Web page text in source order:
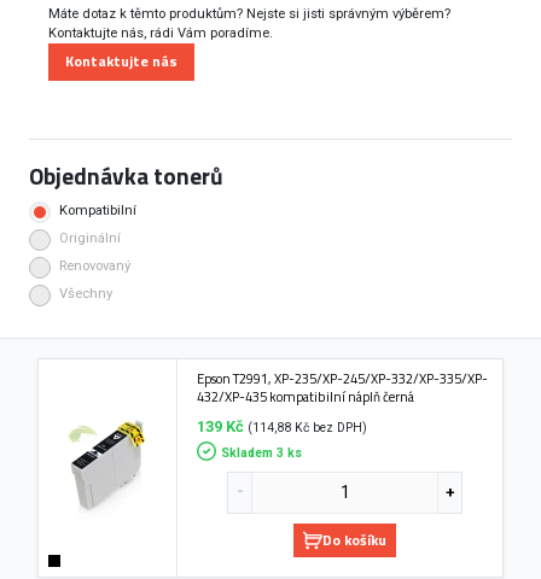
Máte dotaz k těmto produktům? Nejste si jisti správným výběrem?
Kontaktujte nás, rádi Vám poradíme.
Kontaktujte nás
Objednávka tonerů
Kompatibilní
Originální
Renovovaný
Všechny
Epson T2991, XP-235/XP-245/XP-332/XP-335/XP-
432/XP-435 kompatibilní náplň černá
139 Kč (114,88 Kč bez DPH)
Skladem 3 ks
Do košíku